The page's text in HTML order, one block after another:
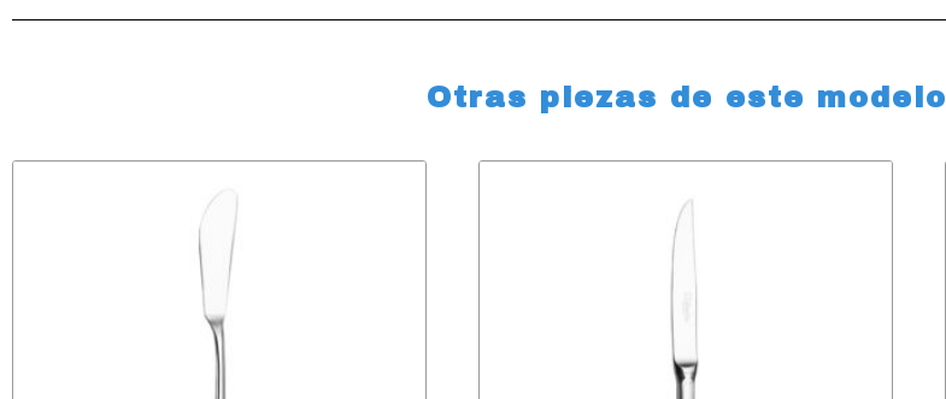
Otras piezas de este modelo